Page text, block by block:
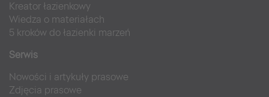
Kreator łazienkowy
Wiedza o materiałach
5 kroków do łazienki marzeń
Serwis
Nowości i artykuły prasowe
Zdjęcia prasowe